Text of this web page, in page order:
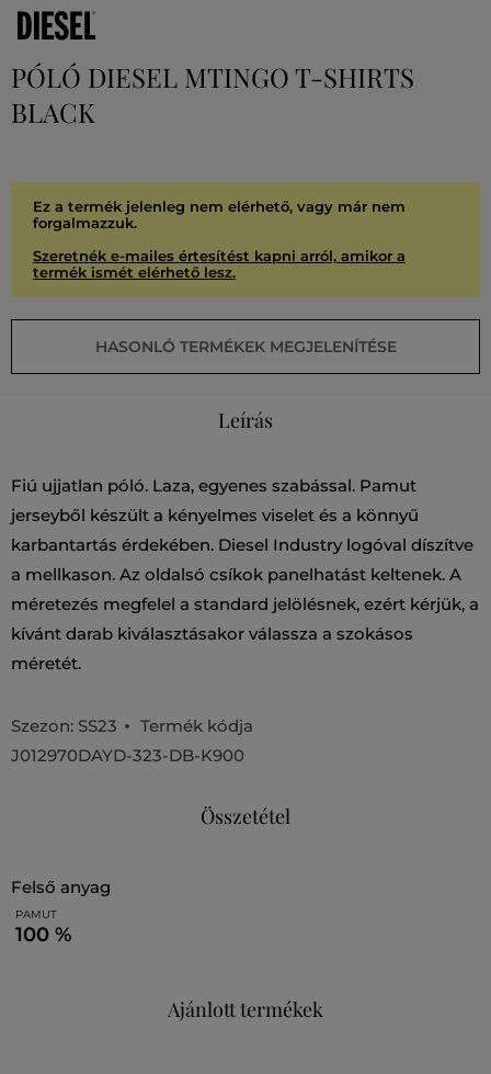
PÓLÓ DIESEL MTINGO T-SHIRTS
BLACK
Ez a termék jelenleg nem elérhető, vagy már nem
forgalmazzuk.
Szeretnék e-mailes értesítést kapni arról, amikor a
termék ismét elérhető lesz.
HASONLÓ TERMÉKEK MEGJELENÍTÉSE
Leírás
Fiú ujjatlan póló. Laza, egyenes szabással. Pamut
jerseyből készült a kényelmes viselet és a könnyű
karbantartás érdekében. Diesel Industry logóval díszítve
a mellkason. Az oldalsó csíkok panelhatást keltenek. A
méretezés megfelel a standard jelölésnek, ezért kérjük, a
kívánt darab kiválasztásakor válassza a szokásos
méretét.
Szezon: SS23
Termék kódja
J012970DAYD-323-DB-K900
Összetétel
felső anyag
PAMUT
100 %
Ajánlott termékek